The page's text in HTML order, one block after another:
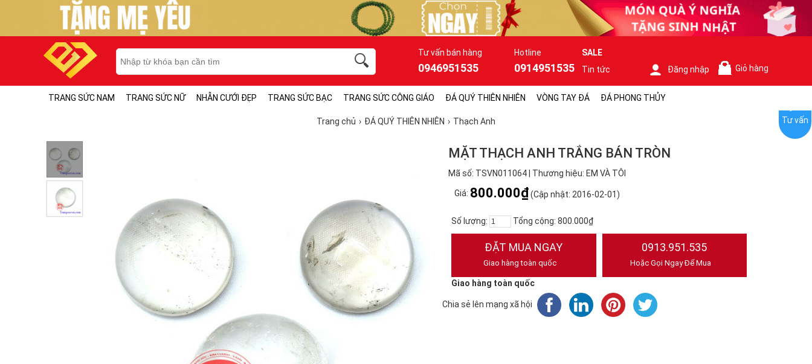
Tư vấn bán hàng
0946951535
Hotline
0914951535
SALE
Tin tức
Đăng nhập Giỏ hàng
TRANG SỨC NAM TRANG SỨC NỮ NHẪN CƯỚI ĐẸP TRANG SỨC BẠC TRANG SỨC CÔNG GIÁO ĐÁ QUÝ THIÊN NHIÊN VÒNG TAY ĐÁ ĐÁ PHONG THỦY
Trang chủ ĐÁ QUÝ THIÊN NHIÊN Thạch Anh
MẶT THẠCH ANH TRẮNG BÁN TRÒN
Mã số: TSVN011064 | Thương hiệu: EM VÀ TÔI
Giá: 800.000₫(Cập nhật: 2016-02-01)
Số lượng: Tổng cộng: 800.000₫
ĐẶT MUA NGAY
Giao hàng toàn quốc
0913.951.535
Hoặc Gọi Ngay Để Mua
Giao hàng toàn quốc
Chia sẻ lên mạng xã hội
Tư vấn